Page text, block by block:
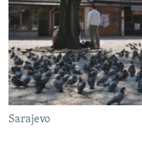
DNEVNO@RSE
SPECIJALI RSE
VIŠE OD NASLOVA
GENOCID U SREBRENICI
POPLAVE I KLIZIŠTA U BIH 2024.
PRATITE NAS
Sarajevo